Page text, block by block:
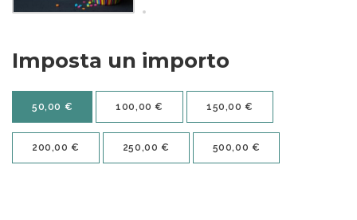
Imposta un importo
50,00 € 100,00€ 150,00€
200,00€ 250,00€ 500,00 €